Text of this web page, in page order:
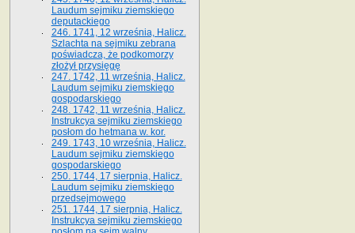
Laudum sejmiku ziemskiego
deputackiego
246. 1741, 12 września, Halicz.
Szlachta na sejmiku zebrana
poświadcza, że podkomorzy
złożył przysięgę
247. 1742, 11 września, Halicz.
Laudum sejmiku ziemskiego
gospodarskiego
248. 1742, 11 września, Halicz.
Instrukcya sejmiku ziemskiego
posłom do hetmana w. kor.
249. 1743, 10 września, Halicz.
Laudum sejmiku ziemskiego
gospodarskiego
250. 1744, 17 sierpnia, Halicz.
Laudum sejmiku ziemskiego
przedsejmowego
251. 1744, 17 sierpnia, Halicz.
Instrukcya sejmiku ziemskiego